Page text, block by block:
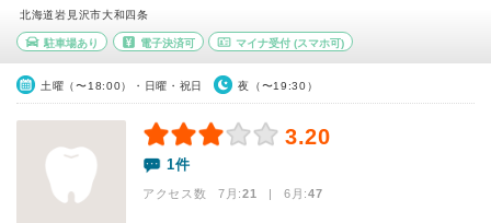
北海道岩見沢市大和四条
駐車場あり 電子決済可 マイナ受付 (スマホ可)
土曜（〜18:00）・日曜・祝日 夜（〜19:30）
3.20
1件
アクセス数 7月:21 | 6月:47